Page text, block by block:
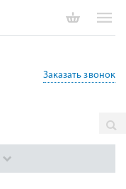
Заказать звонок